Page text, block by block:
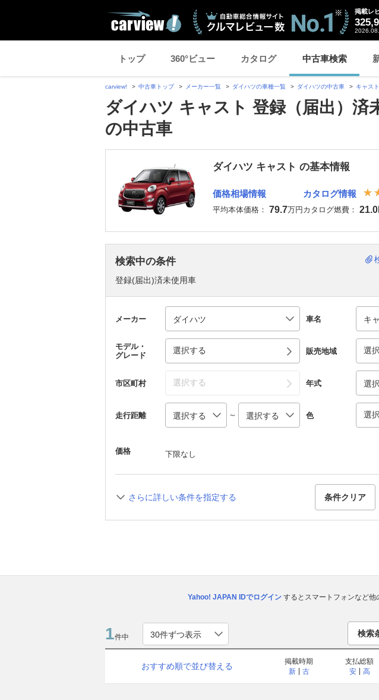
掲載レ
トップ 360°ビュー カタログ 中古車検索
carview! 中古車トップ メーカー一覧 ダイハツの車種一覧 ダイハツの中古車 キャス
ダイハツ キャスト 登録（届出）済
の中古車
ダイハツ キャスト の基本情報
価格相場情報
平均本体価格： 79.7万円
カタログ情報
カタログ燃費： 21.0
検索中の条件
登録(届出)済未使用車
メーカー 車名
モデル・
グレード
選択する 販売地域 選
市区町村 選択する 年式
走行距離 ～ 色 選
価格 下限なし
さらに詳しい条件を指定する 条件クリア
Yahoo! JAPAN IDでログインするとスマートフォンなど他
1件中 検索
おすすめ順で並び替える
掲載時期
新
古
支払総額
安
高